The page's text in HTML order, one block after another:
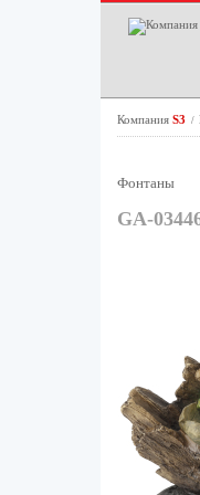
Компания S3 /
Фонтаны
GA-